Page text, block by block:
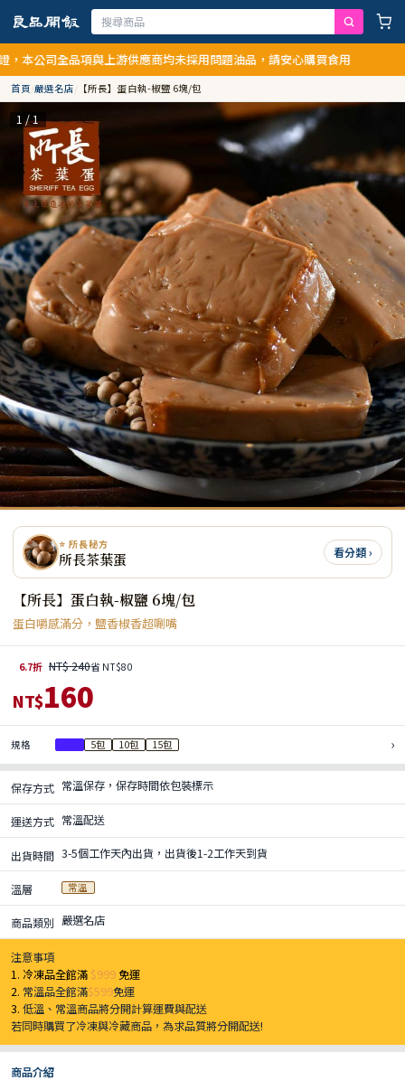
司全品項與上游供應商均未採用問題油品，請安心購買食用
首頁/嚴選名店/ 【所長】蛋白執-椒鹽 6塊/包
1 / 1
⭐ 所長秘方
所長茶葉蛋 看分類 ›
【所長】蛋白執-椒鹽 6塊/包
蛋白嚼感滿分，鹽香椒香超唰嘴
6.7折 NT$ 240省 NT$80
NT$160
規格 5包 10包 15包 ›
保存方式 常溫保存，保存時間依包裝標示
運送方式 常溫配送
出貨時間 3-5個工作天內出貨，出貨後1-2工作天到貨
溫層 常溫
商品類別 嚴選名店
注意事項
1. 冷凍品全館滿 $999免運
2. 常溫品全館滿$599免運
3.低溫、常溫商品將分開計算運費與配送
若同時購買了冷凍與冷藏商品，為求品質將分開配送!
商品介紹